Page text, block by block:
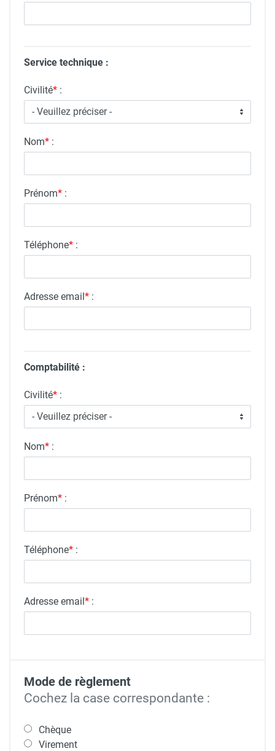
Service technique :
Civilité* :
Nom* :
Prénom* :
Téléphone* :
Adresse email* :
Comptabilité :
Civilité* :
Nom* :
Prénom* :
Téléphone* :
Adresse email* :
Mode de règlement
Cochez la case correspondante :
Chèque
Virement